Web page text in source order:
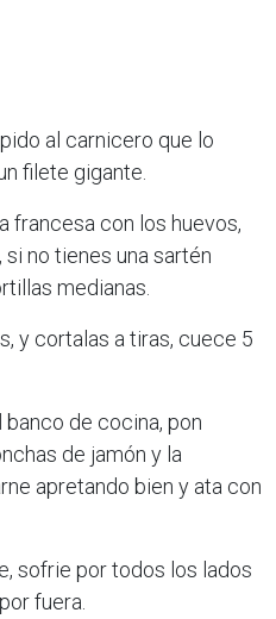
al carnicero que lo
filete gigante.
francesa con los huevos,
si no tienes una sartén
medianas.
y cortalas a tiras, cuece 5
de cocina, pon
de jamón y la
apretando bien y ata con
sofrie por todos los lados
fuera.